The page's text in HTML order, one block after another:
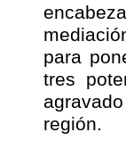
para
tres
región.